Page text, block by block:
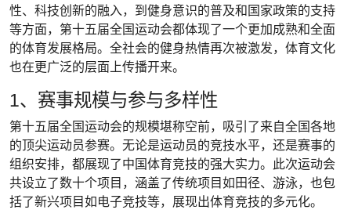
性、科技创新的融入，到健身意识的普及和国家政策的支持
等方面，第十五届全国运动会都体现了一个更加成熟和全面
的体育发展格局。全社会的健身热情再次被激发，体育文化
也在更广泛的层面上传播开来。
1、赛事规模与参与多样性
第十五届全国运动会的规模堪称空前，吸引了来自全国各地
的顶尖运动员参赛。无论是运动员的竞技水平，还是赛事的
组织安排，都展现了中国体育竞技的强大实力。此次运动会
共设立了数十个项目，涵盖了传统项目如田径、游泳，也包
括了新兴项目如电子竞技等，展现出体育竞技的多元化。